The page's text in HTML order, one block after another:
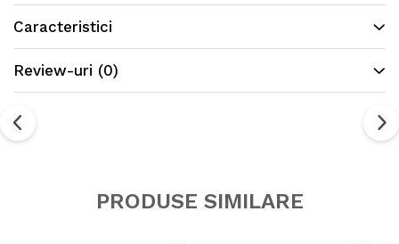
Caracteristici
Review-uri (0)
PRODUSE SIMILARE